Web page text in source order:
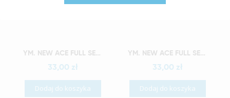
Szybki podgląd YM. NEW ACE FULL SET - AKRYLOWE ZĘBY SZTUCZNE - B3-O2
33,00 zł
Dodaj do koszyka
Szybki podgląd YM. NEW ACE FULL SET - AKRYLOWE ZĘBY SZTUCZNE - B3-O3
33,00 zł
Dodaj do koszyka